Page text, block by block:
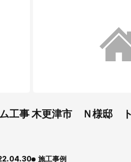
工事木更津市 Ｎ様邸 ト
施工事例